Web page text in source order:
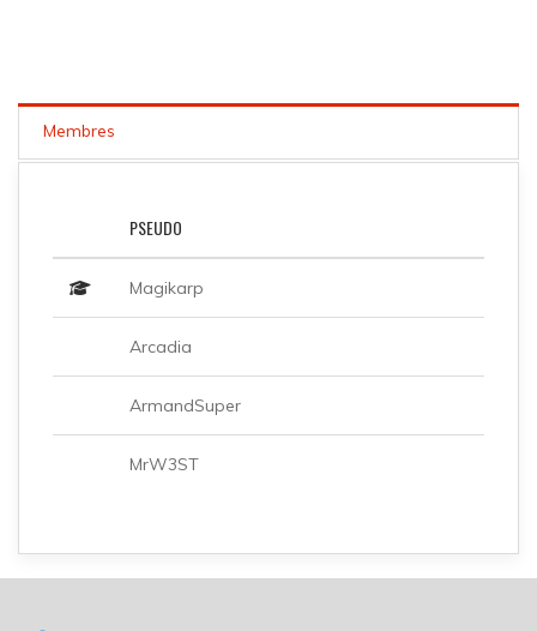
Membres
PSEUDO
Magikarp
Arcadia
ArmandSuper
MrW3ST